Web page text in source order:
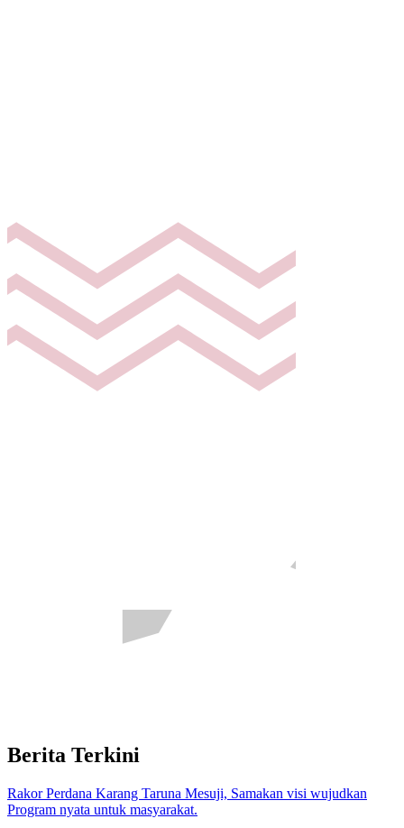
Berita Terkini
Rakor Perdana Karang Taruna Mesuji, Samakan visi wujudkan
Program nyata untuk masyarakat.